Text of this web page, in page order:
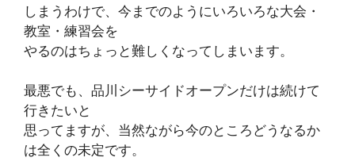
しまうわけで、今までのようにいろいろな大会・
教室・練習会を
やるのはちょっと難しくなってしまいます。
最悪でも、品川シーサイドオープンだけは続けて
行きたいと
思ってますが、当然ながら今のところどうなるか
は全くの未定です。